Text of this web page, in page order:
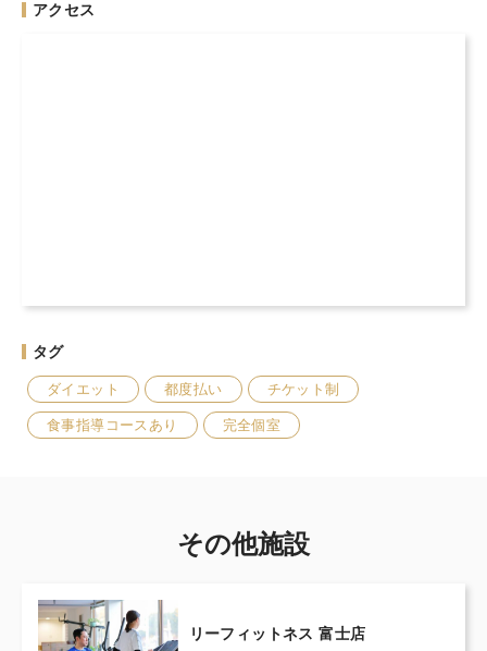
アクセス
タグ
ダイエット 都度払い チケット制
食事指導コースあり 完全個室
その他施設
リーフィットネス 富士店